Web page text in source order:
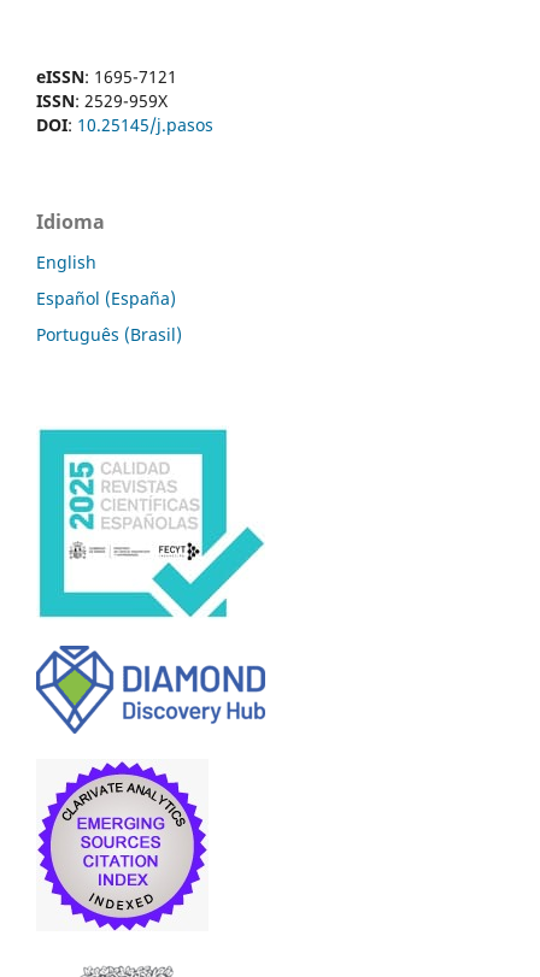
eISSN: 1695-7121
ISSN: 2529-959X
DOI: 10.25145/j.pasos
Idioma
English
Español (España)
Português (Brasil)